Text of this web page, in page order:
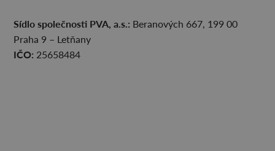
Sídlo společnosti PVA, a.s.: Beranových 667, 199 00
Praha 9 – Letňany
IČO: 25658484